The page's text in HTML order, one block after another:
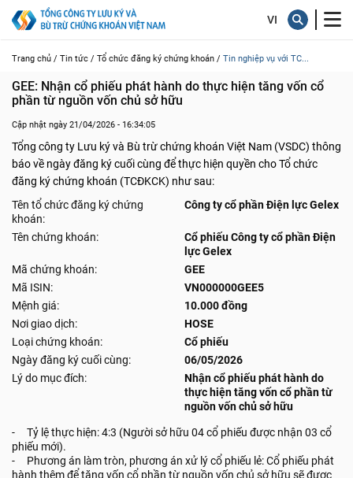
Trang chủ / Tin tức / Tổ chức đăng ký chứng khoán / Tin nghiệp vụ với TC...
GEE: Nhận cổ phiếu phát hành do thực hiện tăng vốn cổ
phần từ nguồn vốn chủ sở hữu
Cập nhật ngày 21/04/2026 - 16:34:05
Tổng công ty Lưu ký và Bù trừ chứng khoán Việt Nam (VSDC) thông
báo về ngày đăng ký cuối cùng để thực hiện quyền cho Tổ chức
đăng ký chứng khoán (TCĐKCK) như sau:
Tên tổ chức đăng ký chứng
khoán:
Công ty cổ phần Điện lực Gelex
Tên chứng khoán:
Cổ phiếu Công ty cổ phần Điện
lực Gelex
Mã chứng khoán:
GEE
Mã ISIN:
VN000000GEE5
Mệnh giá:
10.000 đồng
Nơi giao dịch:
HOSE
Loại chứng khoán:
Cổ phiếu
Ngày đăng ký cuối cùng:
06/05/2026
Lý do mục đích:
Nhận cổ phiếu phát hành do
thực hiện tăng vốn cổ phần từ
nguồn vốn chủ sở hữu
- Tỷ lệ thực hiện: 4:3 (Người sở hữu 04 cổ phiếu được nhận 03 cổ
phiếu mới).
- Phương án làm tròn, phương án xử lý cổ phiếu lẻ: Cổ phiếu phát
hành thêm để tăng vốn cổ phần từ nguồn vốn chủ sở hữu sẽ được